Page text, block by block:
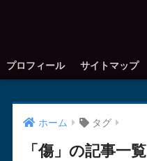
プロフィール サイトマップ
ホーム タグ
「傷」の記事一覧